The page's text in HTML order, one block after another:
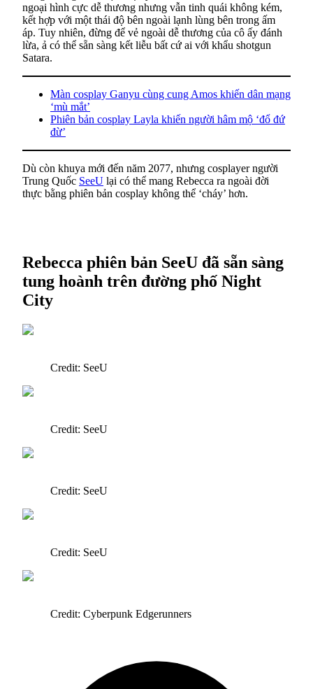
ngoại hình cực dễ thương nhưng vẫn tinh quái không kém,
kết hợp với một thái độ bên ngoài lạnh lùng bên trong ấm
áp. Tuy nhiên, đừng để vẻ ngoài dễ thương của cô ấy đánh
lừa, ả có thể sẵn sàng kết liễu bất cứ ai với khẩu shotgun
Satara.
Màn cosplay Ganyu cùng cung Amos khiến dân mạng
‘mù mắt’
Phiên bản cosplay Layla khiến người hâm mộ ‘đổ đứ
đừ’
Dù còn khuya mới đến năm 2077, nhưng cosplayer người
Trung Quốc SeeU lại có thể mang Rebecca ra ngoài đời
thực bằng phiên bản cosplay không thể ‘cháy’ hơn.
Rebecca phiên bản SeeU đã sẵn sàng
tung hoành trên đường phố Night
City
Credit: SeeU
Credit: SeeU
Credit: SeeU
Credit: SeeU
Credit: Cyberpunk Edgerunners